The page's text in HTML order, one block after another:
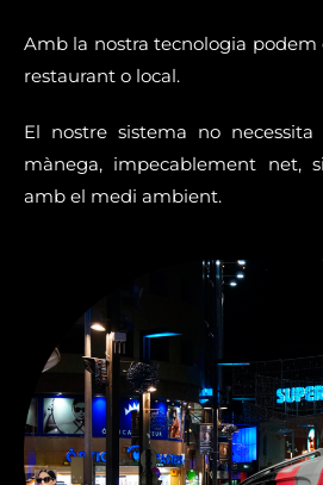
Amb la nostra tecnologia podem
restaurant o local.
El nostre sistema no
mànega, impecablement net,
amb el medi ambient.